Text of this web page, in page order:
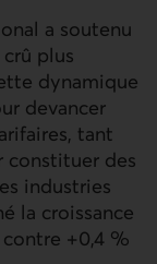
a soutenu
plus
dynamique
devancer
tant
constituer des
industries
la croissance
+0,4 %